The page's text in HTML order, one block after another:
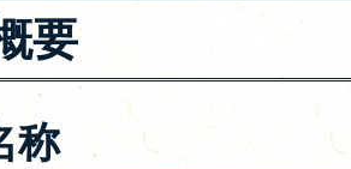
要
称